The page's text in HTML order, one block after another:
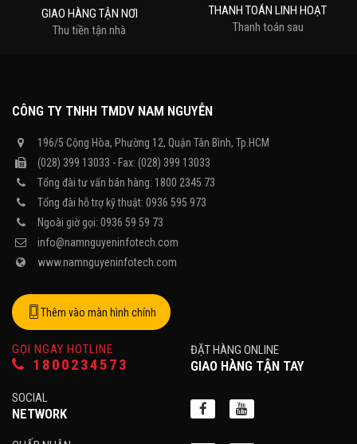
GIAO HÀNG TẬN NƠI
Thu tiền tận nhà
THANH TOÁN LINH HOẠT
Thanh toán sau
CÔNG TY TNHH TMDV NAM NGUYỄN
196/5 Cộng Hòa, Phường 12, Quận Tân Bình, Tp.HCM
(028) 399 13033 - Fax: (028) 399 13033
Tổng đài tư vấn bán hàng: 1800 2345 73
Tổng đài hỗ trợ kỹ thuật: 0936 595 973
Ngoài giờ gọi: 0936 59 59 73
info@namnguyeninfotech.com
www.namnguyeninfotech.com
Thêm vào màn hình chính
GỌI NGAY HOTLINE
1800234573
ĐẶT HÀNG ONLINE
GIAO HÀNG TẬN TAY
SOCIAL
NETWORK